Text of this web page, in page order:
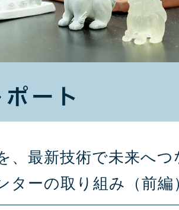
、最新技術で未来へつ
ターの取り組み（前編